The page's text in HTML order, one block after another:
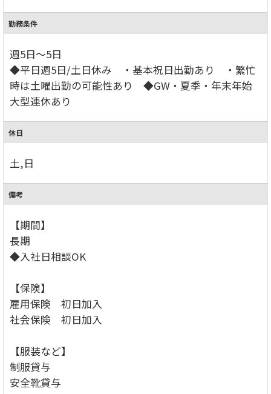
勤務条件
週5日～5日
◆平日週5日/土日休み ・基本祝日出勤あり ・繁忙
時は土曜出勤の可能性あり ◆GW・夏季・年末年始
大型連休あり
休日
土,日
備考
【期間】
長期
◆入社日相談OK
【保険】
雇用保険 初日加入
社会保険 初日加入
【服装など】
制服貸与
安全靴貸与